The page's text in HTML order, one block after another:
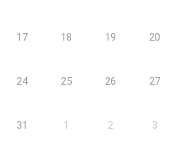
17 18 19 20
24 25 26 27
31 1 2 3